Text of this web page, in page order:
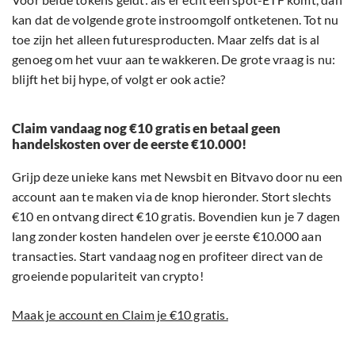
kan dat de volgende grote instroomgolf ontketenen. Tot nu
toe zijn het alleen futuresproducten. Maar zelfs dat is al
genoeg om het vuur aan te wakkeren. De grote vraag is nu:
blijft het bij hype, of volgt er ook actie?
Claim vandaag nog €10 gratis en betaal geen
handelskosten over de eerste €10.000!
Grijp deze unieke kans met Newsbit en Bitvavo door nu een
account aan te maken via de knop hieronder. Stort slechts
€10 en ontvang direct €10 gratis. Bovendien kun je 7 dagen
lang zonder kosten handelen over je eerste €10.000 aan
transacties. Start vandaag nog en profiteer direct van de
groeiende populariteit van crypto!
Maak je account en Claim je €10 gratis.